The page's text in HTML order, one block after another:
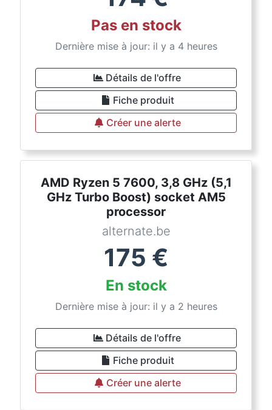
Pas en stock
Dernière mise à jour: il y a 4 heures
Détails de l'offre
Fiche produit
Créer une alerte
AMD Ryzen 5 7600, 3,8 GHz (5,1
GHz Turbo Boost) socket AM5
processor
alternate.be
175 €
En stock
Dernière mise à jour: il y a 2 heures
Détails de l'offre
Fiche produit
Créer une alerte